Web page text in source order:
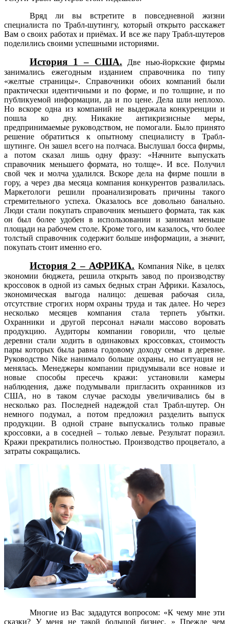
Вряд ли вы встретите в повседневной жизни
специалиста по Трабл-шутингу, который открыто расскажет
Вам о своих работах и приёмах. И все же пару Трабл-шутеров
поделились своими успешными историями.
История 1 – США. Две нью-йоркские фирмы
занимались ежегодным изданием справочника по типу
«желтые страницы». Справочники обоих компаний были
практически идентичными и по форме, и по толщине, и по
публикуемой информации, да и по цене. Дела шли неплохо.
Но вскоре одна из компаний не выдержала конкуренции и
пошла ко дну. Никакие антикризисные меры,
предпринимаемые руководством, не помогали. Было принято
решение обратиться к опытному специалисту в Трабл-
шутинге. Он зашел всего на полчаса. Выслушал босса фирмы,
а потом сказал лишь одну фразу: «Начните выпускать
справочник меньшего формата, но толще». И все. Получил
свой чек и молча удалился. Вскоре дела на фирме пошли в
гору, а через два месяца компания конкурентов развалилась.
Маркетологи решили проанализировать причины такого
стремительного успеха. Оказалось все довольно банально.
Люди стали покупать справочник меньшего формата, так как
он был более удобен в использовании и занимал меньше
площади на рабочем столе. Кроме того, им казалось, что более
толстый справочник содержит больше информации, а значит,
покупать стоит именно его.
История 2 – АФРИКА. Компания Nike, в целях
экономии бюджета, решила открыть завод по производству
кроссовок в одной из самых бедных стран Африки. Казалось,
экономическая выгода налицо: дешевая рабочая сила,
отсутствие строгих норм охраны труда и так далее. Но через
несколько месяцев компания стала терпеть убытки.
Охранники и другой персонал начали массово воровать
продукцию. Аудиторы компании говорили, что целые
деревни стали ходить в одинаковых кроссовках, стоимость
пары которых была равна годовому доходу семьи в деревне.
Руководство Nike нанимало больше охраны, но ситуация не
менялась. Менеджеры компании придумывали все новые и
новые способы пресечь кражи: установили камеры
наблюдения, даже подумывали пригласить охранников из
США, но в таком случае расходы увеличивались бы в
несколько раз. Последней надеждой стал Трабл-шутер. Он
немного подумал, а потом предложил разделить выпуск
продукции. В одной стране выпускались только правые
кроссовки, а в соседней – только левые. Результат поразил.
Кражи прекратились полностью. Производство процветало, а
затраты сокращались.
Многие из Вас зададутся вопросом: «К чему мне эти
сказки? У меня не такой большой бизнес. » Прежде чем